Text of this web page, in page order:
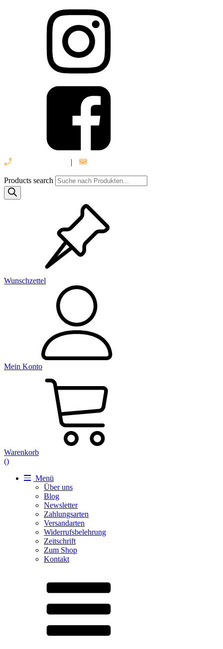
|
Products search
Wunschzettel
Mein Konto
Warenkorb
()
Menü
Über uns
Blog
Newsletter
Zahlungsarten
Versandarten
Widerrufsbelehrung
Zeitschrift
Zum Shop
Kontakt